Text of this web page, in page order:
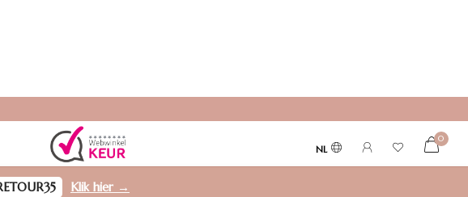
NL
0
Klik hier →